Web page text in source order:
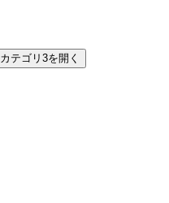
カテゴリ3を開く